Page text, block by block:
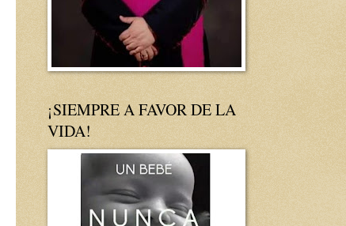
¡SIEMPRE A FAVOR DE LA
VIDA!